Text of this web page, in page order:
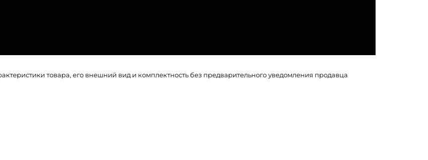
товара, его внешний вид и комплектность без предварительного уведомления продавца